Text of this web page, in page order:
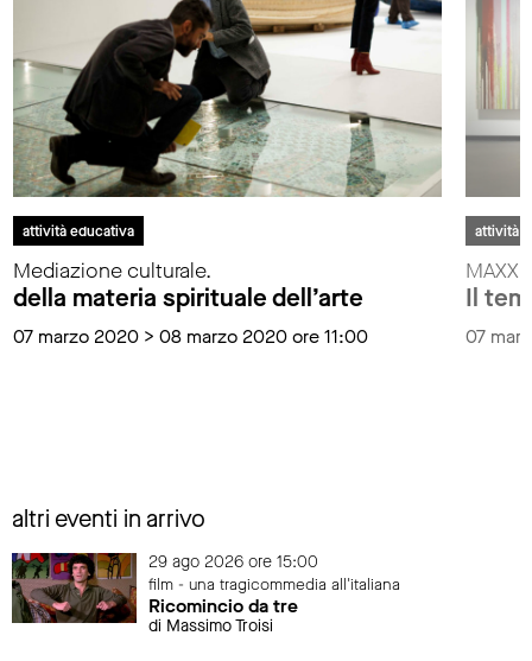
attività educativa
Mediazione culturale.
della materia spirituale dell’arte
07 marzo 2020 > 08 marzo 2020 ore 11:00
attività
Il
07
altri eventi in arrivo
29 ago 2026 ore 15:00
film - una tragicommedia all'italiana
Ricomincio da tre
di Massimo Troisi